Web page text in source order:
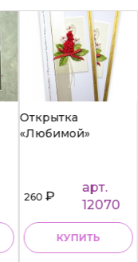
Открытка
«Любимой»
260₽
арт.
12070
КУПИТЬ